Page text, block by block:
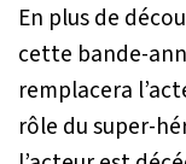
En plus de
cette bande-
remplacera
rôle du super-